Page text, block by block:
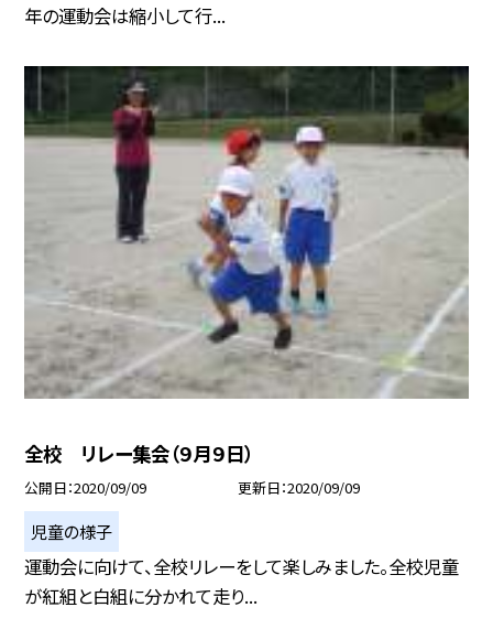
年の運動会は縮小して行...
全校 リレー集会（９月９日）
公開日 2020/09/09 更新日 2020/09/09
児童の様子
運動会に向けて、全校リレーをして楽しみました。全校児童
が紅組と白組に分かれて走り...